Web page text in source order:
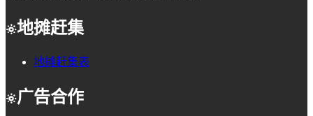
地摊赶集
地摊赶集表
广告合作